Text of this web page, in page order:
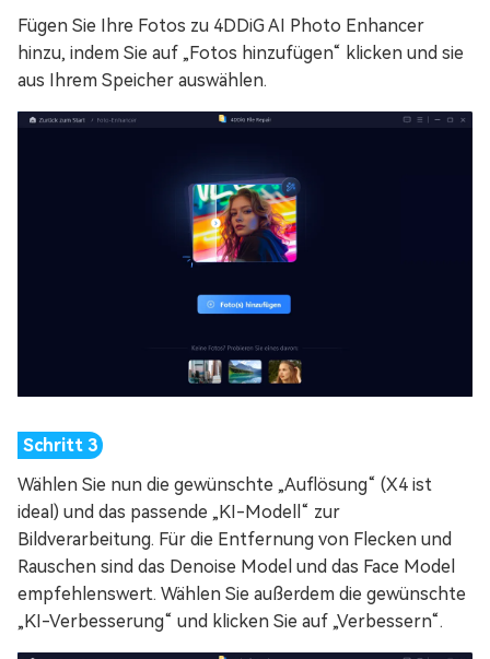
Fügen Sie Ihre Fotos zu 4DDiG AI Photo Enhancer
hinzu, indem Sie auf „Fotos hinzufügen“ klicken und sie
aus Ihrem Speicher auswählen.
Wählen Sie nun die gewünschte „Auflösung“ (X4 ist
ideal) und das passende „KI-Modell“ zur
Bildverarbeitung. Für die Entfernung von Flecken und
Rauschen sind das Denoise Model und das Face Model
empfehlenswert. Wählen Sie außerdem die gewünschte
„KI-Verbesserung“ und klicken Sie auf „Verbessern“.